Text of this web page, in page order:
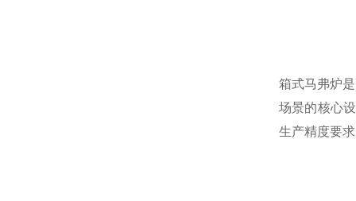
箱式马弗炉
场景的核心
生产精度要